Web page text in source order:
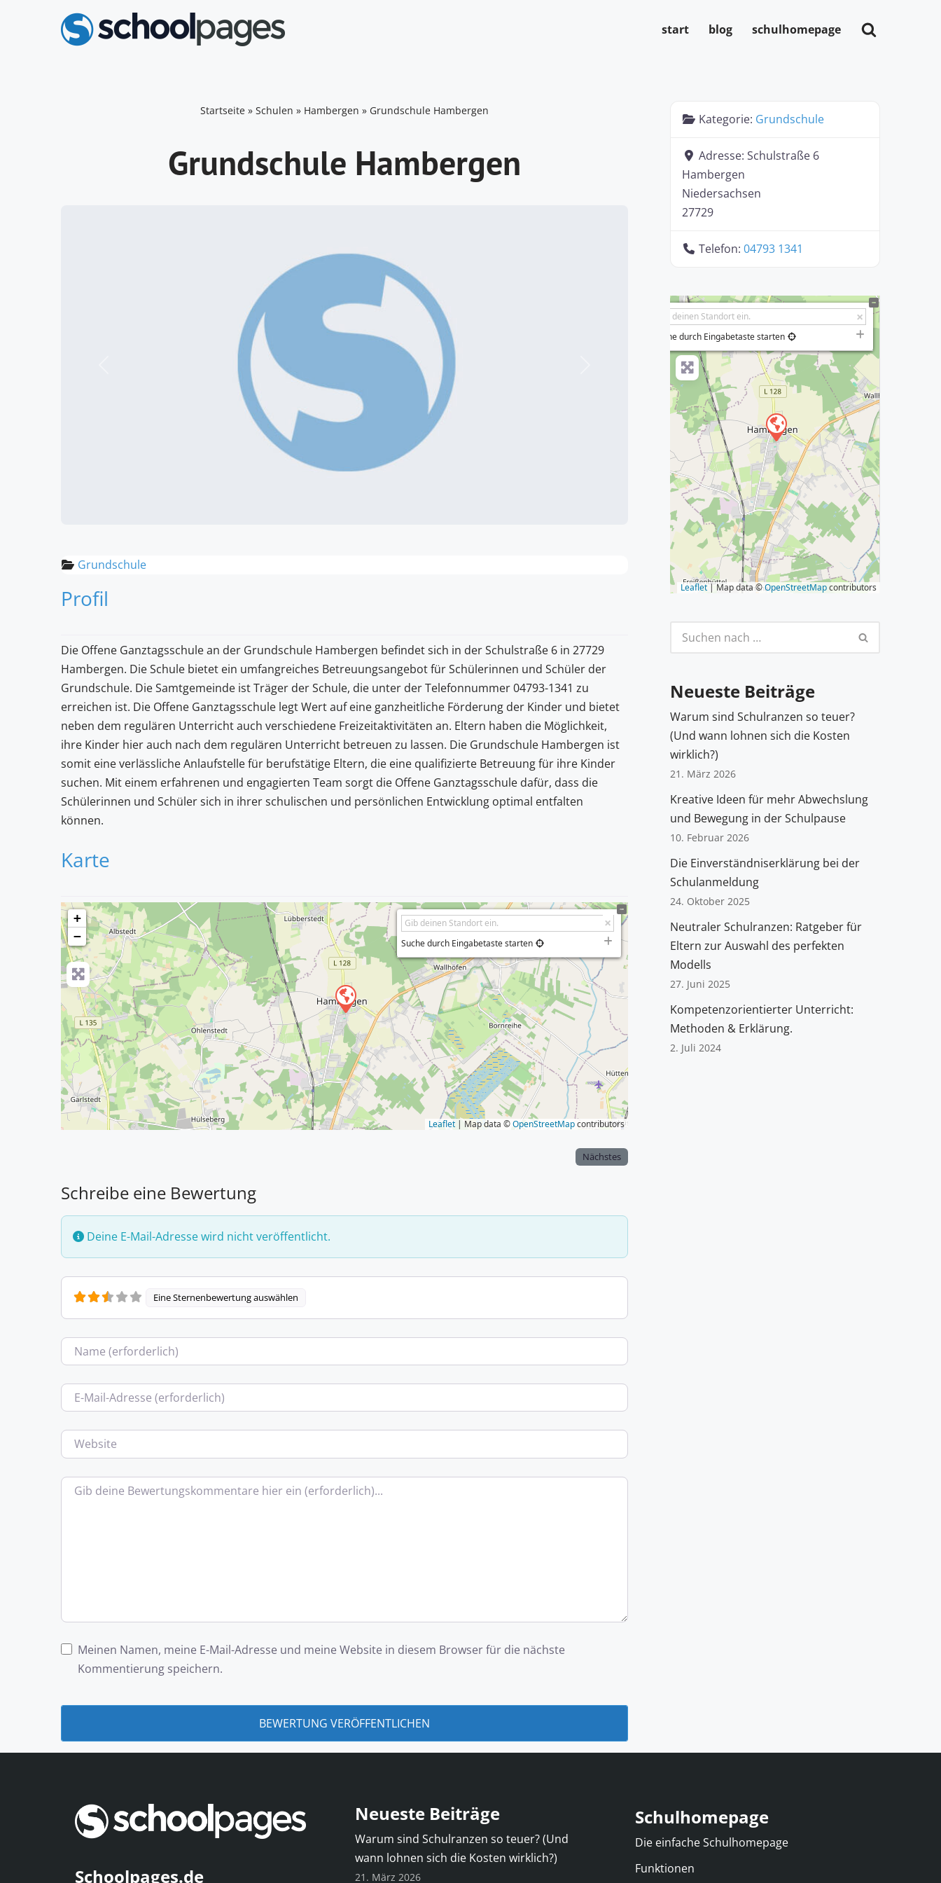
start blog schulhomepage
Startseite » Schulen » Hambergen » Grundschule Hambergen
Grundschule Hambergen
Grundschule
Profil
Die Offene Ganztagsschule an der Grundschule Hambergen befindet sich in der Schulstraße 6 in 27729
Hambergen. Die Schule bietet ein umfangreiches Betreuungsangebot für Schülerinnen und Schüler der
Grundschule. Die Samtgemeinde ist Träger der Schule, die unter der Telefonnummer 04793-1341 zu
erreichen ist. Die Offene Ganztagsschule legt Wert auf eine ganzheitliche Förderung der Kinder und bietet
neben dem regulären Unterricht auch verschiedene Freizeitaktivitäten an. Eltern haben die Möglichkeit,
ihre Kinder hier auch nach dem regulären Unterricht betreuen zu lassen. Die Grundschule Hambergen ist
somit eine verlässliche Anlaufstelle für berufstätige Eltern, die eine qualifizierte Betreuung für ihre Kinder
suchen. Mit einem erfahrenen und engagierten Team sorgt die Offene Ganztagsschule dafür, dass die
Schülerinnen und Schüler sich in ihrer schulischen und persönlichen Entwicklung optimal entfalten
können.
Karte
+
−
Suche durch Eingabetaste starten
Leaflet | Map data ©OpenStreetMapcontributors
Nächstes
Schreibe eine Bewertung
Deine E-Mail-Adresse wird nicht veröffentlicht.
Eine Sternenbewertung auswählen
Name
E-Mail
Website
Bewertungstext
Meinen Namen, meine E-Mail-Adresse und meine Website in diesem Browser für die nächste
Kommentierung speichern.
Kategorie: Grundschule
Adresse: Schulstraße 6
Hambergen
Niedersachsen
27729
Telefon: 04793 1341
+
−
Suche durch Eingabetaste starten
Leaflet| Map data ©OpenStreetMapcontributors
Neueste Beiträge
Warum sind Schulranzen so teuer?
(Und wann lohnen sich die Kosten
wirklich?)
21. März 2026
Kreative Ideen für mehr Abwechslung
und Bewegung in der Schulpause
10. Februar 2026
Die Einverständniserklärung bei der
Schulanmeldung
24. Oktober 2025
Neutraler Schulranzen: Ratgeber für
Eltern zur Auswahl des perfekten
Modells
27. Juni 2025
Kompetenzorientierter Unterricht:
Methoden & Erklärung.
2. Juli 2024
Schoolpages.de
Neueste Beiträge
Warum sind Schulranzen so teuer? (Und
wann lohnen sich die Kosten wirklich?)
21. März 2026
Schulhomepage
Die einfache Schulhomepage
Funktionen